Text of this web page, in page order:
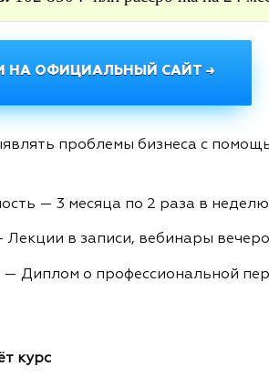
НА ОФИЦИАЛЬНЫЙ САЙТ →
проблемы бизнеса с
— 3 месяца по 2 раза в неделю
в записи, вебинары
— Диплом о профессиональной
курс